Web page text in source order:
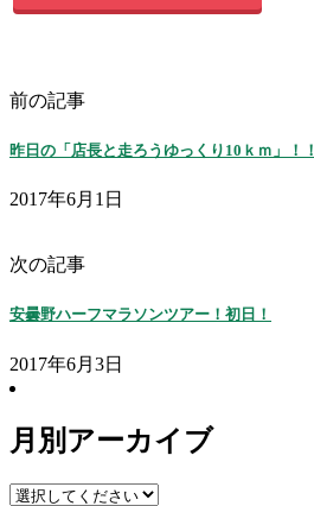
前の記事
昨日の「店長と走ろうゆっくり10ｋｍ」！！
2017年6月1日
次の記事
安曇野ハーフマラソンツアー！初日！
2017年6月3日
月別アーカイブ